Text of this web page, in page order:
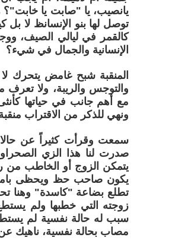
يانصيب، يا "صابت يا
توصل لها بنو الإنسانظ لا
كالقمر في ليالي الصيف،
الإنسانية والجمال في شيء؟
المنقبة شبح غامض يتحرك
والتوجس والريبة، ولا
مع أهم جانب في حياتها
ونهي للذكر من الاقتراب
سمعت وقرأت كثيراً عن
صدرت لنا هذا الزي
يتمكن الزوج أو الخاطب من
يكون صاحب حظ ويحظى
تطلع بضاعة "كاسدة" وهنا
زوجته التي خطبها ولم
سبب له حالة نفسية لم
مصاب بحالة نفسية، ناهيك عن